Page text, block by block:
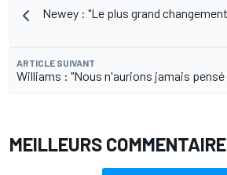
Newey : "Le plus grand
ARTICLE SUIVANT
Williams : "Nous n'aurions jamais pensé
MEILLEURS